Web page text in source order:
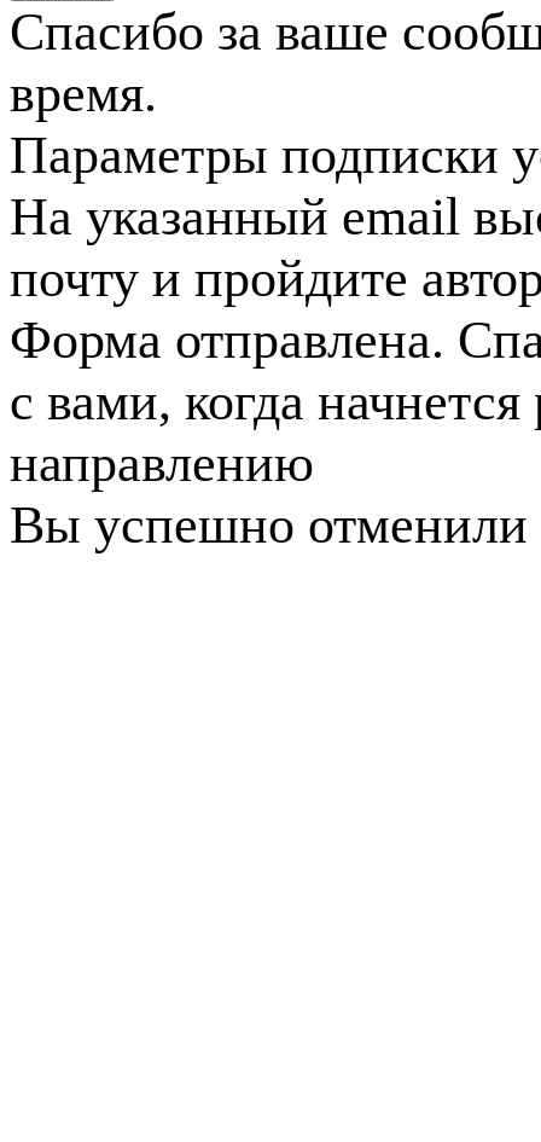
Спасибо за ваше
время.
Параметры подписки
На указанный email
почту и пройдите
Форма отправлена.
с вами, когда
направлению
Вы успешно отменили